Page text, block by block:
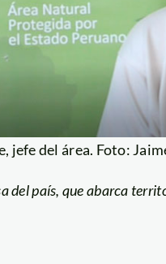
jefe del área. Foto:
del país, que abarca